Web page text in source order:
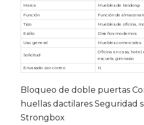
Marca
Muebles de beidong
Función
Función de
Tipo
Muebles de oficina,
Estilo
Diseños modernos
Uso general
Muebles comerciales
Solicitud
Oficina en casa, hotel,
escuela, gimnasio
Envasado por correo N
Bloqueo de doble puertas
huellas dactilares Seguridad
Strongbox